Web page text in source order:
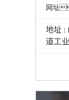
网址
地址 :
道工